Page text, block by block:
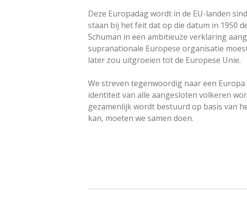
Deze Europadag wordt in de EU-landen
staan bij het feit dat op die datum in 1950
Schuman in een ambitieuze verklaring
supranationale Europese organisatie
later zou uitgroeien tot de Europese Unie.
We streven tegenwoordig naar een
identiteit van alle aangesloten volkeren
gezamenlijk wordt bestuurd op basis van
kan, moeten we samen doen.